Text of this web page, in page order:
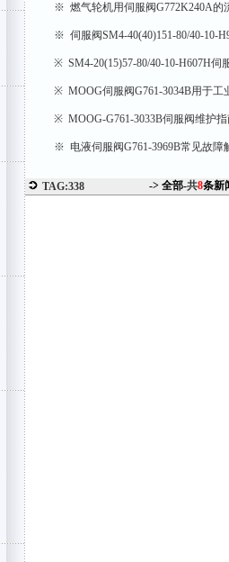
※ 燃气轮机用伺服阀G772K240A的
※ 伺服阀SM4-40(40)151-80/40-10-
※ SM4-20(15)57-80/40-10-H607H伺
※ MOOG伺服阀G761-3034B用于工
※ MOOG-G761-3033B伺服阀维护
※ 电液伺服阀G761-3969B常见故障
TAG:338 -> 全部-共8条新